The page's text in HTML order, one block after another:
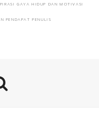
GAYA HIDUP DAN MOTIVASI
PENDAPAT PENULIS